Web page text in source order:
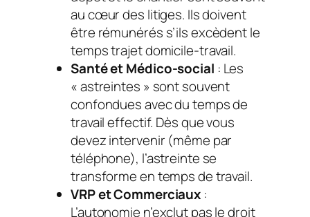
au cœur des litiges. Ils doivent
être rémunérés s’ils excèdent le
temps trajet domicile-travail.
Santé et Médico-social : Les
« astreintes » sont souvent
confondues avec du temps de
travail effectif. Dès que vous
devez intervenir (même par
téléphone), l’astreinte se
transforme en temps de travail.
VRP et Commerciaux :
L’autonomie n’exclut pas le droit